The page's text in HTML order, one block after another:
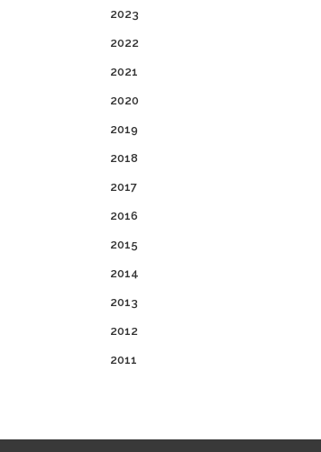
2023
2022
2021
2020
2019
2018
2017
2016
2015
2014
2013
2012
2011